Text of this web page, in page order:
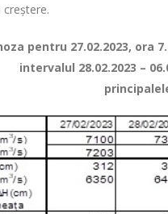
pentru 27.02.2023, ora
intervalul 28.02.2023 –